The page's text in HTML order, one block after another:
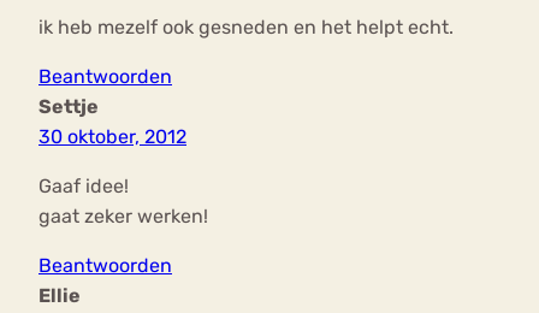
ik heb mezelf ook gesneden en het helpt echt.
Beantwoorden
Settje
30 oktober, 2012
Gaaf idee!
gaat zeker werken!
Beantwoorden
Ellie